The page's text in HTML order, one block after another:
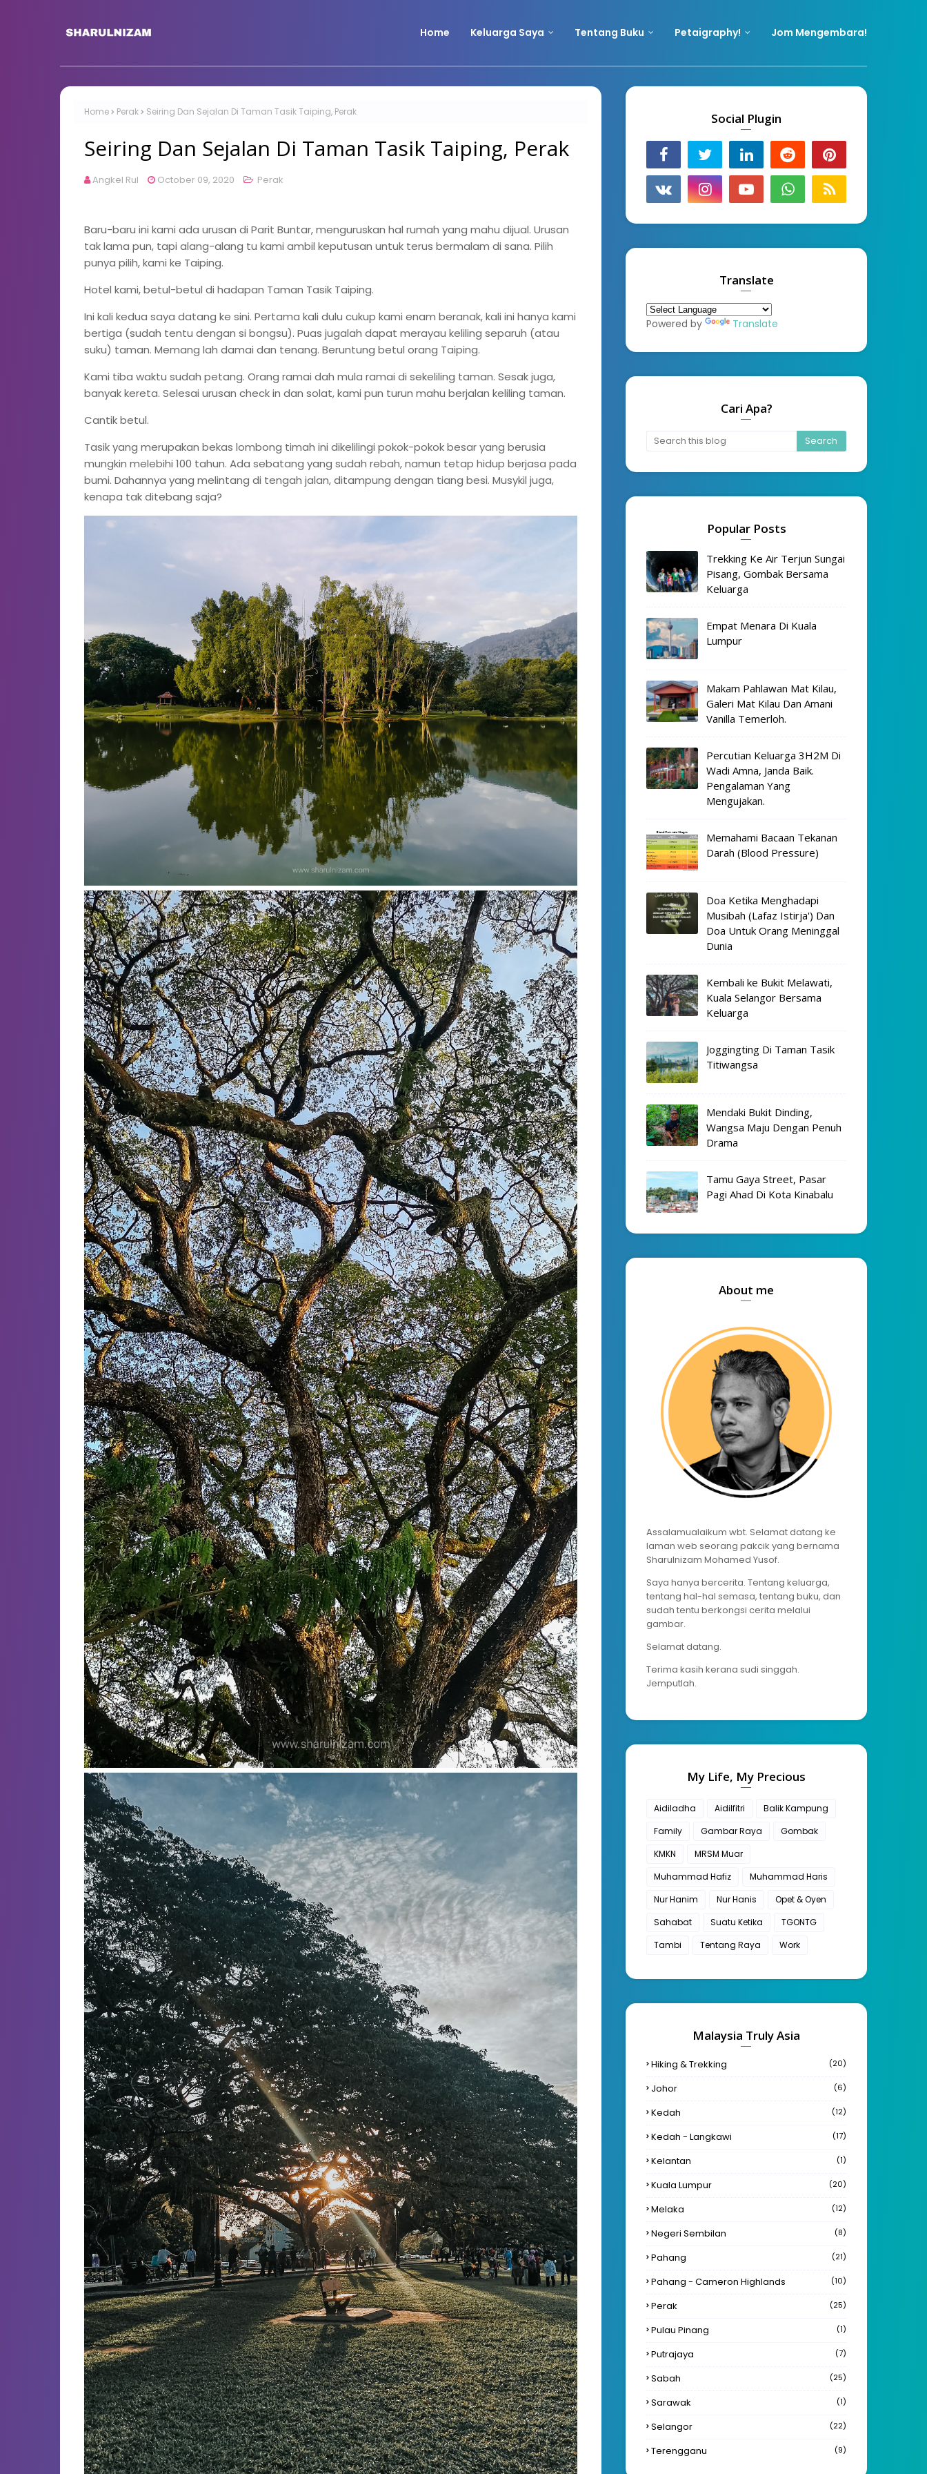
Home Keluarga Saya Tentang Buku Petaigraphy! Jom Mengembara!
Home Perak Seiring Dan Sejalan Di Taman Tasik Taiping, Perak
Seiring Dan Sejalan Di Taman Tasik Taiping, Perak
Angkel Rul October 09, 2020 Perak
Baru-baru ini kami ada urusan di Parit Buntar, menguruskan hal rumah yang mahu dijual. Urusan
tak lama pun, tapi alang-alang tu kami ambil keputusan untuk terus bermalam di sana. Pilih
punya pilih, kami ke Taiping.
Hotel kami, betul-betul di hadapan Taman Tasik Taiping.
Ini kali kedua saya datang ke sini. Pertama kali dulu cukup kami enam beranak, kali ini hanya kami
bertiga (sudah tentu dengan si bongsu). Puas jugalah dapat merayau keliling separuh (atau
suku) taman. Memang lah damai dan tenang. Beruntung betul orang Taiping.
Kami tiba waktu sudah petang. Orang ramai dah mula ramai di sekeliling taman. Sesak juga,
banyak kereta. Selesai urusan check in dan solat, kami pun turun mahu berjalan keliling taman.
Cantik betul.
Tasik yang merupakan bekas lombong timah ini dikelilingi pokok-pokok besar yang berusia
mungkin melebihi 100 tahun. Ada sebatang yang sudah rebah, namun tetap hidup berjasa pada
bumi. Dahannya yang melintang di tengah jalan, ditampung dengan tiang besi. Musykil juga,
kenapa tak ditebang saja?
Social Plugin
Translate
Powered by Translate
Cari Apa?
Popular Posts
Trekking Ke Air Terjun Sungai
Pisang, Gombak Bersama
Keluarga
Empat Menara Di Kuala
Lumpur
Makam Pahlawan Mat Kilau,
Galeri Mat Kilau Dan Amani
Vanilla Temerloh.
Percutian Keluarga 3H2M Di
Wadi Amna, Janda Baik.
Pengalaman Yang
Mengujakan.
Memahami Bacaan Tekanan
Darah (Blood Pressure)
Doa Ketika Menghadapi
Musibah (Lafaz Istirja') Dan
Doa Untuk Orang Meninggal
Dunia
Kembali ke Bukit Melawati,
Kuala Selangor Bersama
Keluarga
Joggingting Di Taman Tasik
Titiwangsa
Mendaki Bukit Dinding,
Wangsa Maju Dengan Penuh
Drama
Tamu Gaya Street, Pasar
Pagi Ahad Di Kota Kinabalu
About me
Assalamualaikum wbt. Selamat datang ke
laman web seorang pakcik yang bernama
Sharulnizam Mohamed Yusof.
Saya hanya bercerita. Tentang keluarga,
tentang hal-hal semasa, tentang buku, dan
sudah tentu berkongsi cerita melalui
gambar.
Selamat datang.
Terima kasih kerana sudi singgah.
Jemputlah.
My Life, My Precious
Aidiladha Aidilfitri
Balik Kampung
Family
Gambar Raya
Gombak
KMKN
MRSM Muar
Muhammad Hafiz
Muhammad Haris
Nur Hanim
Nur Hanis
Opet & Oyen
Sahabat
Suatu Ketika
TGONTG
Tambi
Tentang Raya Work
Malaysia Truly Asia
Hiking & Trekking (20)
Johor (6)
Kedah (12)
Kedah - Langkawi (17)
Kelantan (1)
Kuala Lumpur (20)
Melaka (12)
Negeri Sembilan (8)
Pahang (21)
Pahang - Cameron Highlands (10)
Perak (25)
Pulau Pinang (1)
Putrajaya (7)
Sabah (25)
Sarawak (1)
Selangor (22)
Terengganu (9)